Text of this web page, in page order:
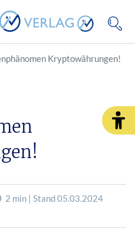
Kryptowährungen!
2 min | Stand 05.03.2024